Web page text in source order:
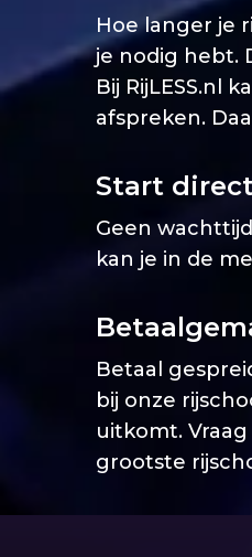
Hoe langer je
je nodig hebt.
Bij RijLESS.nl
afspreken.
Start
Geen
kan je in de
Betaal
bij onze
uitkomt.
grootste